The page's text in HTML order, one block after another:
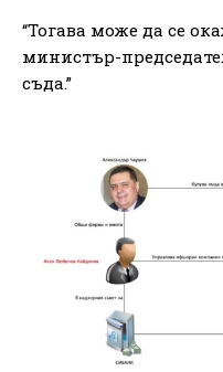
“Тогава може да се
министър-
съда.”